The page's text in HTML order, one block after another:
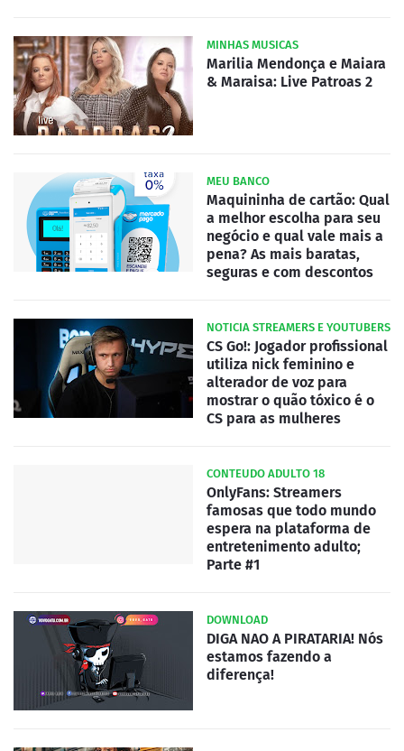
MINHAS MUSICAS
Marilia Mendonça e Maiara
& Maraisa: Live Patroas 2
MEU BANCO
Maquininha de cartão: Qual
a melhor escolha para seu
negócio e qual vale mais a
pena? As mais baratas,
seguras e com descontos
NOTICIA STREAMERS E YOUTUBERS
CS Go!: Jogador profissional
utiliza nick feminino e
alterador de voz para
mostrar o quão tóxico é o
CS para as mulheres
CONTEUDO ADULTO 18
OnlyFans: Streamers
famosas que todo mundo
espera na plataforma de
entretenimento adulto;
Parte #1
DOWNLOAD
DIGA NAO A PIRATARIA! Nós
estamos fazendo a
diferença!